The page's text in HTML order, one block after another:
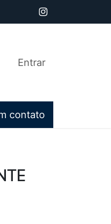
Entrar
contato